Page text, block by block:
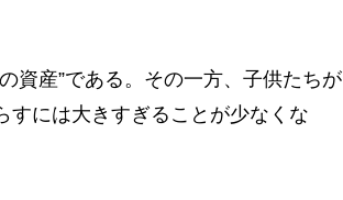
資産”である。その一方、子供たちが
すには大きすぎることが少なくな